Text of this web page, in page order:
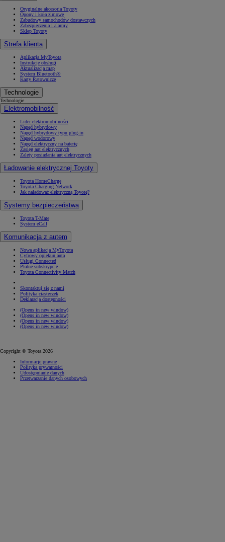
Oryginalne akcesoria Toyoty
Opony i koła zimowe
Zabudowy samochodów dostawczych
Zabezpieczenia i alarmy
Sklep Toyoty
Strefa klienta
Aplikacja MyToyota
Instrukcje obsługi
Aktualizacja map
System Bluetooth®
Karty Ratownicze
Technologie
Technologie
Elektromobilność
Lider elektromobilności
Napęd hybrydowy
Napęd hybrydowy typu plug-in
Napęd wodorowy
Napęd elektryczny na baterię
Zasięg aut elektrycznych
Zalety posiadania aut elektrycznych
Ładowanie elektrycznej Toyoty
Toyota HomeCharge
Toyota Charging Network
Jak naładować elektryczną Toyotę?
Systemy bezpieczeństwa
Toyota T-Mate
System eCall
Komunikacja z autem
Nowa aplikacja MyToyota
Cyfrowy opiekun auta
Usługi Connected
Płatne subskrypcje
Toyota Connectivity Match
Skontaktuj się z nami
Polityka ciasteczek
Deklaracja dostępności
(Opens in new window)
(Opens in new window)
(Opens in new window)
(Opens in new window)
Copyright © Toyota 2026
Informacje prawne
Polityka prywatności
Udostępnianie danych
Przetwarzanie danych osobowych